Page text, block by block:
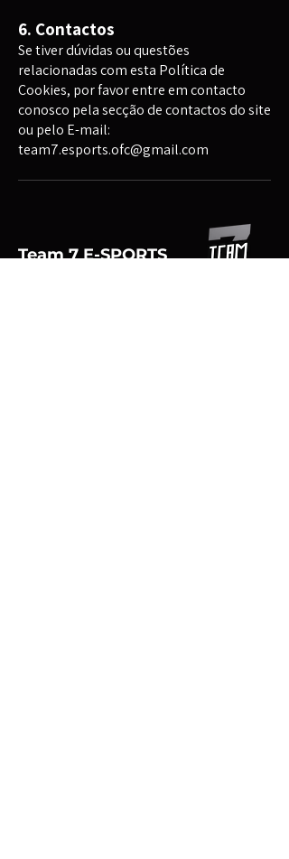
6. Contactos
Se tiver dúvidas ou questões
relacionadas com esta Política de
Cookies, por favor entre em contacto
conosco pela secção de contactos do site
ou pelo E-mail:
team7.esports.ofc@gmail.com
Team 7 E-SPORTS